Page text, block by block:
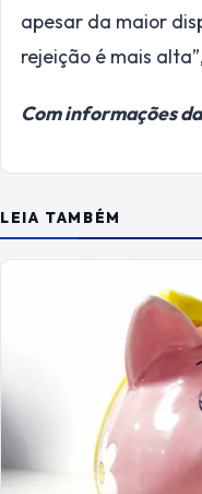
apesar da maior
rejeição é mais
Com informações
LEIA TAMBÉM